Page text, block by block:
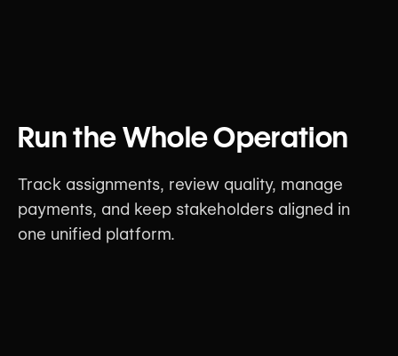
Run the Whole Operation
Track assignments, review quality, manage
payments, and keep stakeholders aligned in
one unified platform.